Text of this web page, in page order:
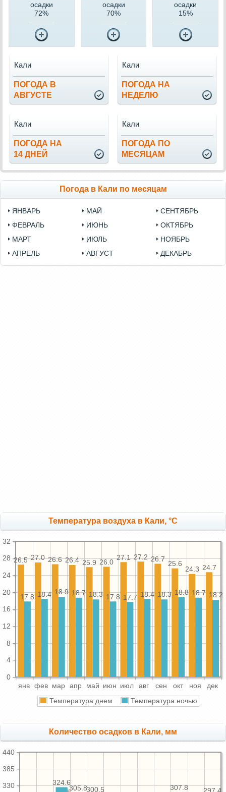
осадки
72%
осадки
70%
осадки
15%
ПОГОДА В
АВГУСТЕ
Кали
ПОГОДА НА
НЕДЕЛЮ
Кали
ПОГОДА НА
14 ДНЕЙ
Кали
ПОГОДА ПО
МЕСЯЦАМ
Кали
Погода в Кали по месяцам
ЯНВАРЬ
ФЕВРАЛЬ
МАРТ
АПРЕЛЬ
МАЙ
ИЮНЬ
ИЮЛЬ
АВГУСТ
СЕНТЯБРЬ
ОКТЯБРЬ
НОЯБРЬ
ДЕКАБРЬ
Температура воздуха в Кали, °C
янв фев мар апр май июн июл авг сен окт ноя дек
0
4
8
12
16
20
24
28
32
24.7
24.3
25.6
26.7
27.2
27.1
26.0
25.9
26.4
26.6
27.0
26.5
18.2
18.7
18.8
18.3
18.4
17.7
17.8
18.3
18.7
18.9
18.4
17.8
Температура днем Температура ночью
Количество осадков в Кали, мм
330
385
440
307.8
300.5
305.8
324.6